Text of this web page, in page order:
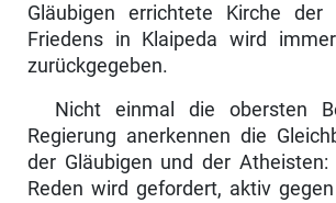
Gläubigen errichtete Kirche der
Friedens in Klaipeda wird
zurückgegeben.
Nicht einmal die obersten
Regierung anerkennen die
der Gläubigen und der
Reden wird gefordert, aktiv